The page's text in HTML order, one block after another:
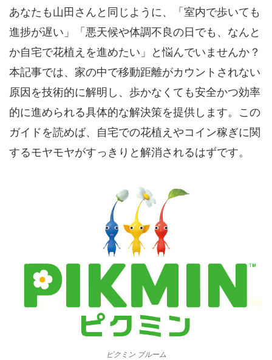
あなたも山田さんと同じように、「室内で歩いても
進捗が遅い」「悪天候や体調不良の日でも、なんと
か自宅で花植えを進めたい」と悩んでいませんか？
本記事では、家の中で移動距離がカウントされない
原因を技術的に解明し、歩かなくても安全かつ効率
的に進められる具体的な解決策を提供します。この
ガイドを読めば、自宅での花植えやコイン稼ぎに関
するモヤモヤがすっきりと解消されるはずです。
ピクミン ブルーム